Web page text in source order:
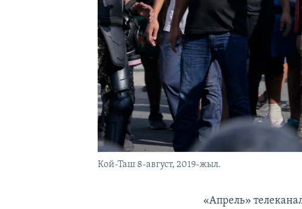
Кой-Таш 8-август, 2019-жыл.
«Апрель»